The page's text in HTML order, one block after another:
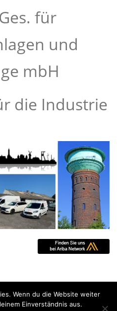
Ges. für
und
mbH
die Industrie
Wenn du die Website weiter
Einverständnis aus.